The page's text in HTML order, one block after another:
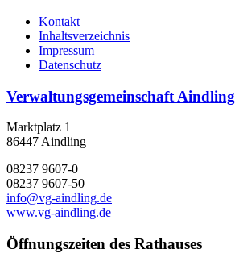
Kontakt
Inhaltsverzeichnis
Impressum
Datenschutz
Verwaltungsgemeinschaft Aindling
Marktplatz 1
86447 Aindling
08237 9607-0
08237 9607-50
info@vg-aindling.de
www.vg-aindling.de
Öffnungszeiten des Rathauses